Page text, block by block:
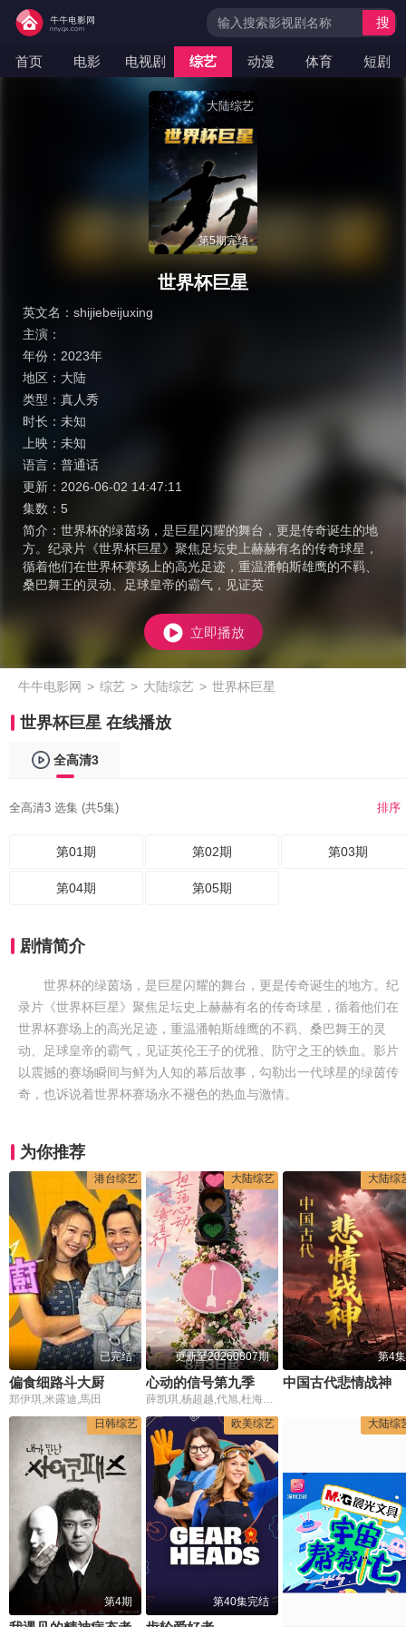
首页 电影 电视剧 综艺 动漫 体育 短剧
搜
大陆综艺
第5期完结
世界杯巨星
英文名： shijiebeijuxing
主演：
年份： 2023年
地区： 大陆
类型： 真人秀
时长： 未知
上映： 未知
语言： 普通话
更新： 2026-06-02 14:47:11
集数： 5
简介： 世界杯的绿茵场，是巨星闪耀的舞台，更是传奇诞生的地
方。纪录片《世界杯巨星》聚焦足坛史上赫赫有名的传奇球星，
循着他们在世界杯赛场上的高光足迹，重温潘帕斯雄鹰的不羁、
桑巴舞王的灵动、足球皇帝的霸气，见证英
立即播放
牛牛电影网 > 综艺 > 大陆综艺 > 世界杯巨星
世界杯巨星 在线播放
全高清3
全高清3 选集 (共5集) 排序
第01期 第02期 第03期
第04期 第05期
剧情简介
世界杯的绿茵场，是巨星闪耀的舞台，更是传奇诞生的地方。纪
录片《世界杯巨星》聚焦足坛史上赫赫有名的传奇球星，循着他们在
世界杯赛场上的高光足迹，重温潘帕斯雄鹰的不羁、桑巴舞王的灵
动、足球皇帝的霸气，见证英伦王子的优雅、防守之王的铁血。影片
以震撼的赛场瞬间与鲜为人知的幕后故事，勾勒出一代球星的绿茵传
奇，也诉说着世界杯赛场永不褪色的热血与激情。
为你推荐
港台综艺
已完结
偏食细路斗大厨
郑伊琪,米露迪,馬田
大陆综艺
更新至20260807期
心动的信号第九季
薛凯琪,杨超越,代旭,杜海涛,张纯烨
大陆综
第4集
中国古代悲情战神
日韩综艺
第4期
欧美综艺
第40集完结
大陆综